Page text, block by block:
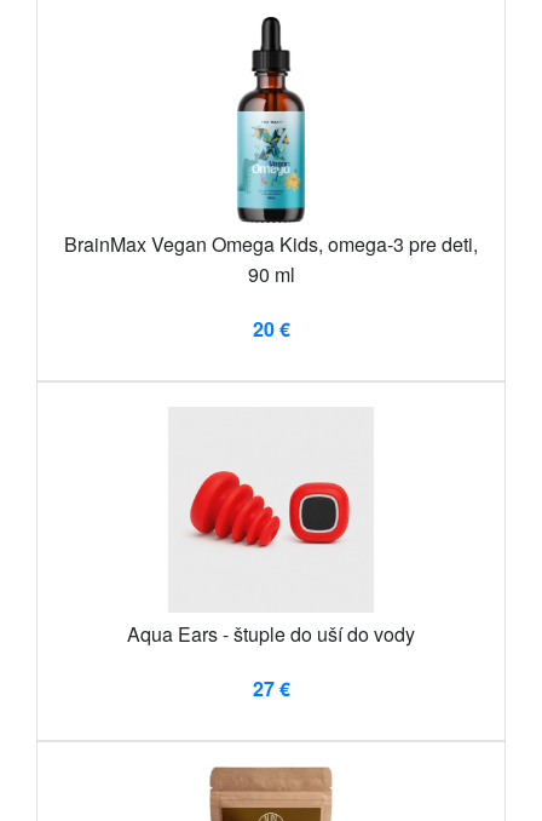
BrainMax Vegan Omega Kids, omega-3 pre deti,
90 ml
20 €
Aqua Ears - štuple do uší do vody
27 €